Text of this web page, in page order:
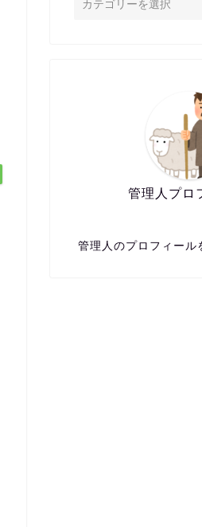
管理人プロ
管理人のプロフィール